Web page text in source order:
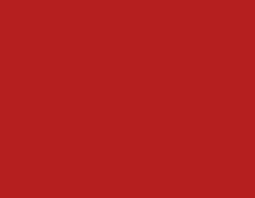
Waschmittel, Putzmittel, ...) werden mit einer persönlichen Beratung